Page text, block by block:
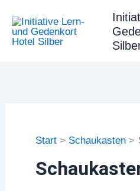
Inhalt
springen
Start Schaukasten